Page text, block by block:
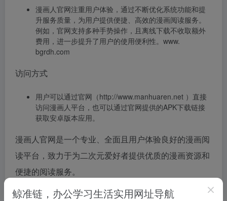
漫画人官网注重用户体验，通过不断优化系统功能和提
升服务质量，为用户提供便捷、高效的漫画阅读服务。
例如，官网支持多种手势操作，且离线下载不收取额外
费用，进一步提升了用户的使用便利性。www.
bgrdh.com
访问方式
用户可以通过官网（http://www.manhuaren.net ）直接
访问漫画人平台，也可以通过官网提供的APK下载链接
获取安卓版本应用。
漫画人官网是一个专业、全面且用户体验良好的漫画阅
读平台，致力于为二次元爱好者提供优质的漫画资源和
便捷的阅读服务。
鲸准链，办公学习生活实用网址导航